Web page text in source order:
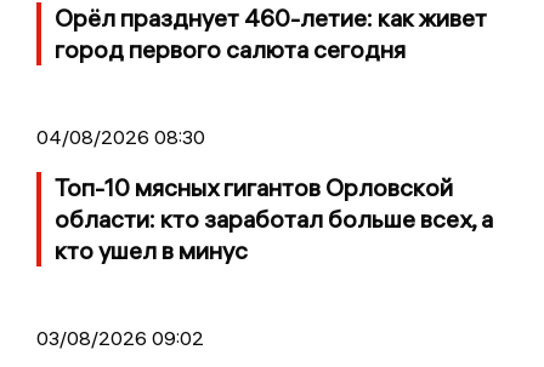
Орёл празднует 460-летие: как живет
город первого салюта сегодня
04/08/2026 08:30
Топ-10 мясных гигантов Орловской
области: кто заработал больше всех, а
кто ушел в минус
03/08/2026 09:02